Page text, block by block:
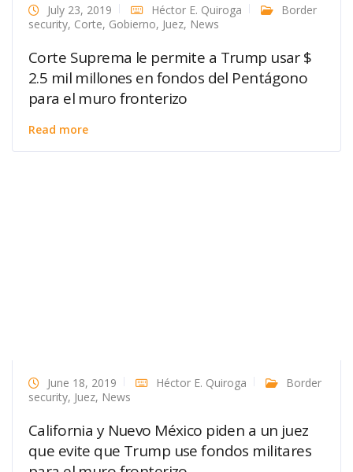
July 23, 2019 Héctor E. Quiroga
Border
security, Corte, Gobierno, Juez, News
Corte Suprema le permite a Trump usar $
2.5 mil millones en fondos del Pentágono
para el muro fronterizo
Read more
June 18, 2019 Héctor E. Quiroga
Border
security, Juez, News
California y Nuevo México piden a un juez
que evite que Trump use fondos militares